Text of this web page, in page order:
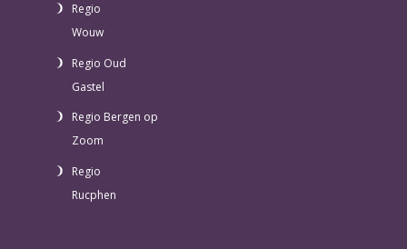
Regio
Wouw
Regio Oud
Gastel
Regio Bergen op
Zoom
Regio
Rucphen